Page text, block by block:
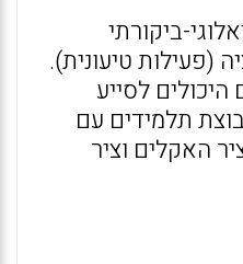
ביקורתי
(פעילות טיעונית).
לסייע
תלמידים עם
האקלים וציר